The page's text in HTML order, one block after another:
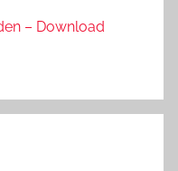
– Download